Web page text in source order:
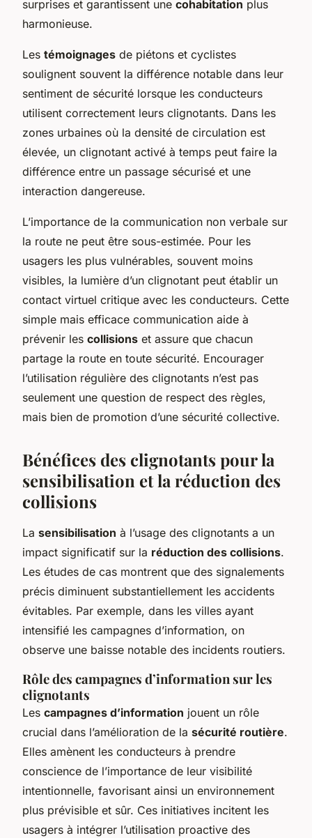
surprises et garantissent une cohabitation plus
harmonieuse.
Les témoignages de piétons et cyclistes
soulignent souvent la différence notable dans leur
sentiment de sécurité lorsque les conducteurs
utilisent correctement leurs clignotants. Dans les
zones urbaines où la densité de circulation est
élevée, un clignotant activé à temps peut faire la
différence entre un passage sécurisé et une
interaction dangereuse.
L’importance de la communication non verbale sur
la route ne peut être sous-estimée. Pour les
usagers les plus vulnérables, souvent moins
visibles, la lumière d’un clignotant peut établir un
contact virtuel critique avec les conducteurs. Cette
simple mais efficace communication aide à
prévenir les collisions et assure que chacun
partage la route en toute sécurité. Encourager
l’utilisation régulière des clignotants n’est pas
seulement une question de respect des règles,
mais bien de promotion d’une sécurité collective.
Bénéfices des clignotants pour la
sensibilisation et la réduction des
collisions
La sensibilisation à l’usage des clignotants a un
impact significatif sur la réduction des collisions.
Les études de cas montrent que des signalements
précis diminuent substantiellement les accidents
évitables. Par exemple, dans les villes ayant
intensifié les campagnes d’information, on
observe une baisse notable des incidents routiers.
Rôle des campagnes d’information sur les
clignotants
Les campagnes d’information jouent un rôle
crucial dans l’amélioration de la sécurité routière.
Elles amènent les conducteurs à prendre
conscience de l’importance de leur visibilité
intentionnelle, favorisant ainsi un environnement
plus prévisible et sûr. Ces initiatives incitent les
usagers à intégrer l’utilisation proactive des